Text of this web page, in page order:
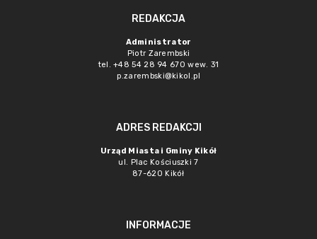
REDAKCJA
Administrator
Piotr Zarembski
tel. +48 54 28 94 670 wew. 31
p.zarembski@kikol.pl
ADRES REDAKCJI
Urząd Miasta i Gminy Kikół
ul. Plac Kościuszki 7
87-620 Kikół
INFORMACJE